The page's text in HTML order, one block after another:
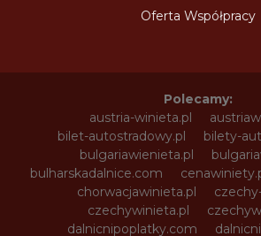
Oferta Współpracy
Polecamy:
austria-winieta.pl
bilet-autostradowy.pl
bilety-
bulgariawienieta.pl
bulharskadalnice.com
chorwacjawinieta.pl
czechywinieta.pl
dalnicnipoplatky.com